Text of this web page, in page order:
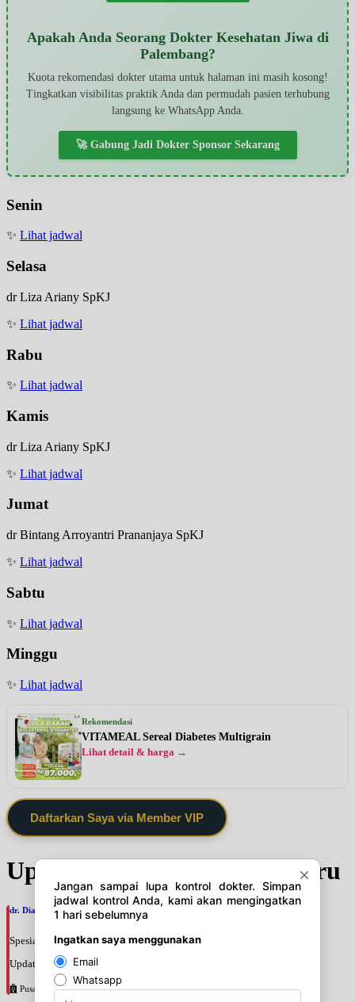
Apakah Anda Seorang Dokter Kesehatan Jiwa di
Palembang?
Kuota rekomendasi dokter utama untuk halaman ini masih kosong!
Tingkatkan visibilitas praktik Anda dan permudah pasien terhubung
langsung ke WhatsApp Anda.
🚀 Gabung Jadi Dokter Sponsor Sekarang
Senin
✨ Lihat jadwal
Selasa
dr Liza Ariany SpKJ
✨ Lihat jadwal
Rabu
✨ Lihat jadwal
Kamis
dr Liza Ariany SpKJ
✨ Lihat jadwal
Jumat
dr Bintang Arroyantri Prananjaya SpKJ
✨ Lihat jadwal
Sabtu
✨ Lihat jadwal
Minggu
✨ Lihat jadwal
Rekomendasi
VITAMEAL Sereal Diabetes Multigrain
Lihat detail & harga →
Daftarkan Saya via Member VIP
Update Jadwal Dokter terbaru
dr. Dian Larasati, SpJP
Spesialis: Jantung
Update terakhir: 2026-08-07 12:58:55
Pusat Pertamina